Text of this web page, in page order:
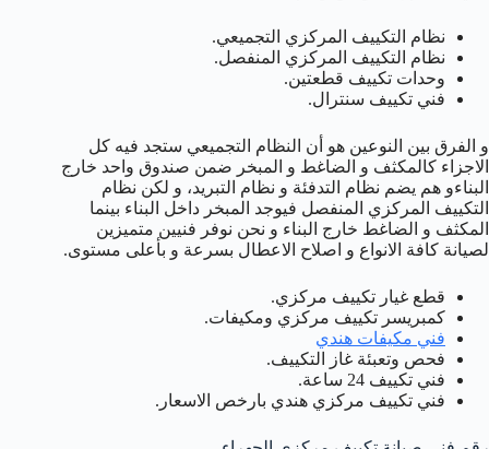
نظام التكييف المركزي التجميعي.
نظام التكييف المركزي المنفصل.
وحدات تكييف قطعتين.
فني تكييف سنترال.
و الفرق بين النوعين هو أن النظام التجميعي ستجد فيه كل
الاجزاء كالمكثف و الضاغط و المبخر ضمن صندوق واحد خارج
البناءو هم يضم نظام التدفئة و نظام التبريد، و لكن نظام
التكييف المركزي المنفصل فيوجد المبخر داخل البناء بينما
المكثف و الضاغط خارج البناء و نحن نوفر فنيين متميزين
لصيانة كافة الانواع و اصلاح الاعطال بسرعة و بأعلى مستوى.
قطع غيار تكييف مركزي.
كمبريسر تكييف مركزي ومكيفات.
فني مكيفات هندي
فحص وتعبئة غاز التكييف.
فني تكييف 24 ساعة.
فني تكييف مركزي هندي بارخص الاسعار.